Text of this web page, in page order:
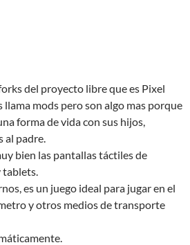
del proyecto libre que es Pixel
llama mods pero son algo mas porque
forma de vida con sus hijos,
al padre.
bien las pantallas táctiles de
tablets.
es un juego ideal para jugar en el
y otros medios de transporte